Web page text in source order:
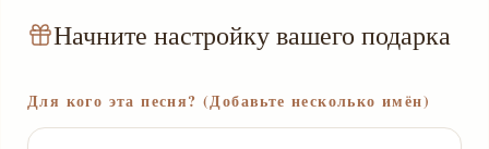
Начните настройку вашего подарка
Для кого эта песня? (Добавьте несколько имён)